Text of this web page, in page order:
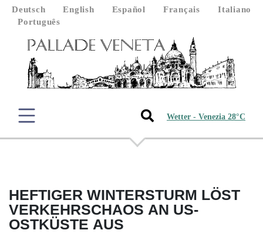
Deutsch English Español Français
Italiano
Português
Wetter - Venezia 28°C
HEFTIGER WINTERSTURM LÖST
VERKEHRSCHAOS AN US-
OSTKÜSTE AUS